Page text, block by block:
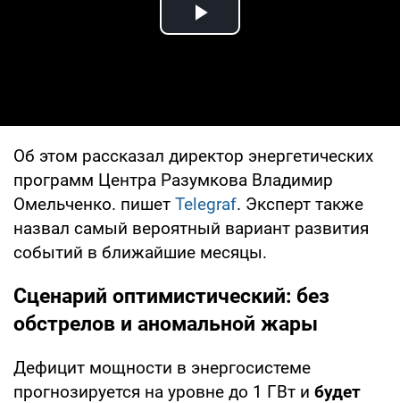
Play Video
Об этом рассказал директор энергетических
программ Центра Разумкова Владимир
Омельченко. пишет Telegraf. Эксперт также
назвал самый вероятный вариант развития
событий в ближайшие месяцы.
Сценарий оптимистический: без
обстрелов и аномальной жары
Дефицит мощности в энергосистеме
прогнозируется на уровне до 1 ГВт и будет